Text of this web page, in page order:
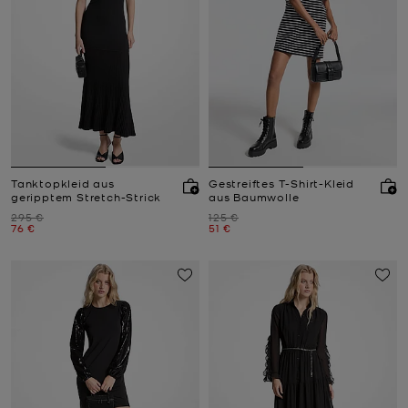
Tanktopkleid aus
geripptem Stretch-Strick
Zuvor
295 €
Jetzt
76 €
Gestreiftes T-Shirt-Kleid
aus Baumwolle
Zuvor
125 €
Jetzt
51 €